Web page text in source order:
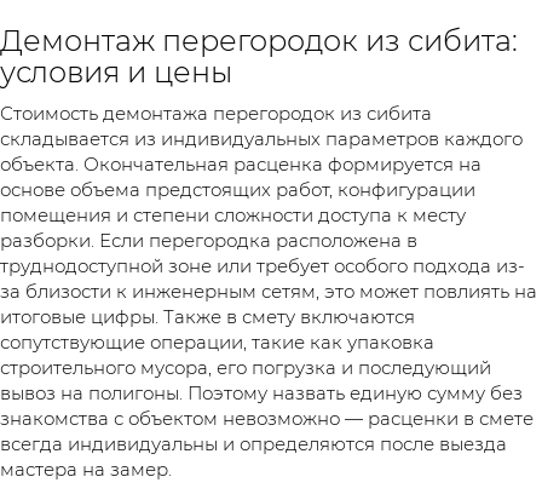
Демонтаж перегородок из сибита:
условия и цены
Стоимость демонтажа перегородок из сибита
складывается из индивидуальных параметров каждого
объекта. Окончательная расценка формируется на
основе объема предстоящих работ, конфигурации
помещения и степени сложности доступа к месту
разборки. Если перегородка расположена в
труднодоступной зоне или требует особого подхода из-
за близости к инженерным сетям, это может повлиять на
итоговые цифры. Также в смету включаются
сопутствующие операции, такие как упаковка
строительного мусора, его погрузка и последующий
вывоз на полигоны. Поэтому назвать единую сумму без
знакомства с объектом невозможно — расценки в смете
всегда индивидуальны и определяются после выезда
мастера на замер.